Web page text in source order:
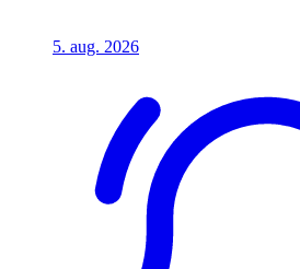
5. aug. 2026